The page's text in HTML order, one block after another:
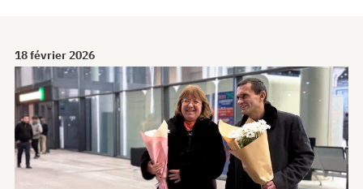
18 février 2026